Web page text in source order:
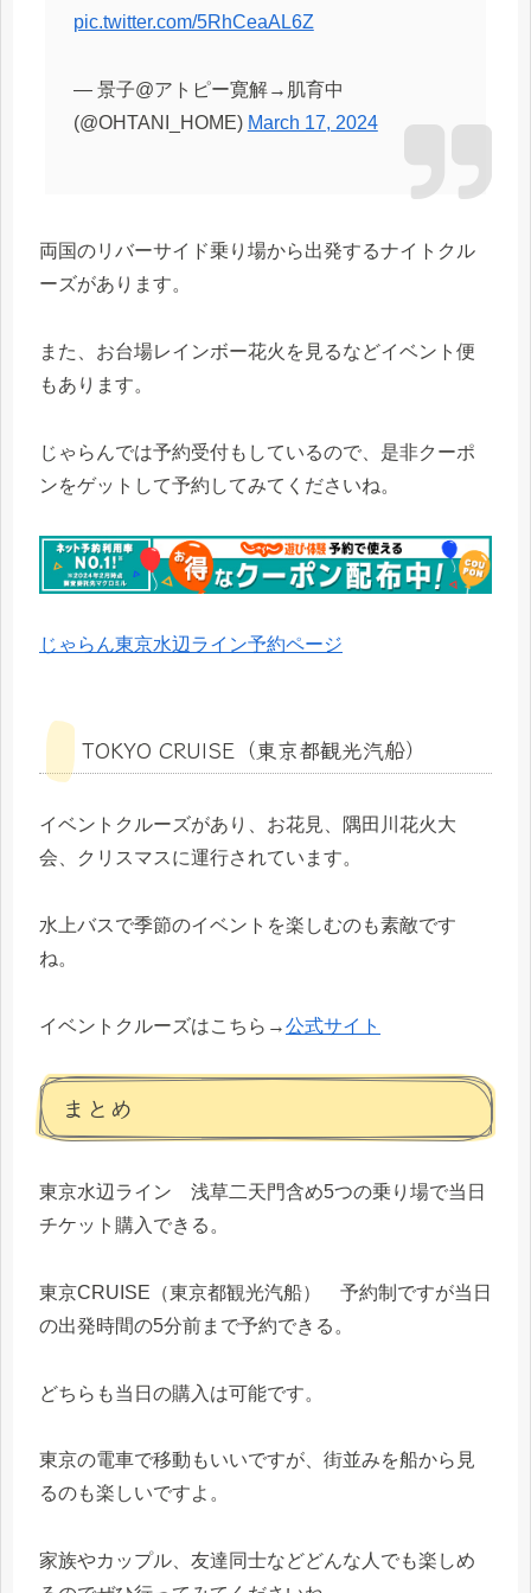
pic.twitter.com/5RhCeaAL6Z
— 景子@アトピー寛解→肌育中
(@OHTANI_HOME) March 17, 2024
両国のリバーサイド乗り場から出発するナイトクル
ーズがあります。
また、お台場レインボー花火を見るなどイベント便
もあります。
じゃらんでは予約受付もしているので、是非クーポ
ンをゲットして予約してみてくださいね。
じゃらん東京水辺ライン予約ページ
TOKYO CRUISE（東京都観光汽船）
イベントクルーズがあり、お花見、隅田川花火大
会、クリスマスに運行されています。
水上バスで季節のイベントを楽しむのも素敵です
ね。
イベントクルーズはこちら→公式サイト
まとめ
東京水辺ライン 浅草二天門含め5つの乗り場で当日
チケット購入できる。
東京CRUISE（東京都観光汽船） 予約制ですが当日
の出発時間の5分前まで予約できる。
どちらも当日の購入は可能です。
東京の電車で移動もいいですが、街並みを船から見
るのも楽しいですよ。
家族やカップル、友達同士などどんな人でも楽しめ